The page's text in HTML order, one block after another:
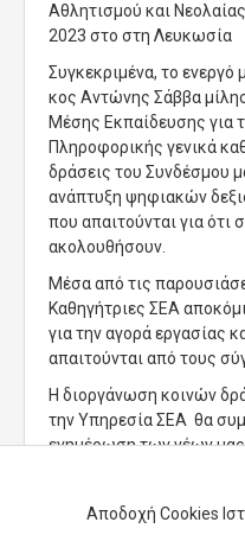
Αποδοχή Cookies
Αθλητισμού και Νεολαίας
2023 στο στη Λευκωσία
Συγκεκριμένα, το ενεργό
κος Αντώνης Σάββα
Μέσης Εκπαίδευσης για
Πληροφορικής γενικά
δράσεις του Συνδέσμου
ανάπτυξη ψηφιακών
που απαιτούνται για ότι
ακολουθήσουν.
Μέσα από τις
Καθηγήτριες ΣΕΑ
για την αγορά εργασίας
απαιτούνται από τους
Η διοργάνωση κοινών
την Υπηρεσία ΣΕΑ θα
ενημέρωση των νέων